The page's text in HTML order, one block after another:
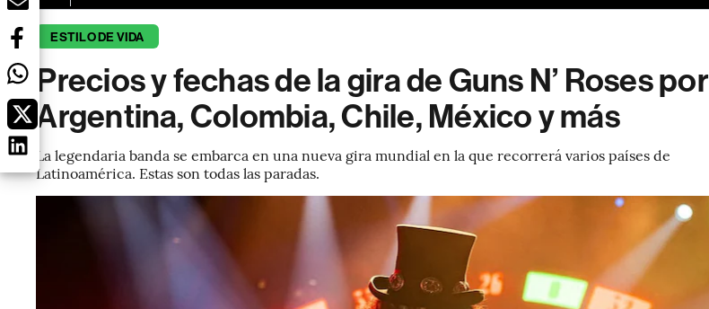
ESTILO DE VIDA
Precios y fechas de la gira de Guns N’ Roses por
Argentina, Colombia, Chile, México y más
La legendaria banda se embarca en una nueva gira mundial en la que recorrerá varios países de
Latinoamérica. Estas son todas las paradas.